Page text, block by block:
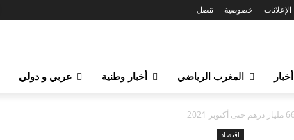
تنصل خصوصية الإعلانات
أخبار المغرب الرياضي أخبار وطنية عربي و دولي
اقتصاد